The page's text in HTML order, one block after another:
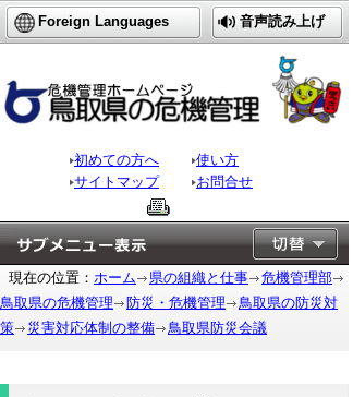
Foreign Languages 音声読み上げ
初めての方へ
使い方
サイトマップ
お問合せ
現在の位置： ホーム 県の組織と仕事
危機管理部
鳥取県の危機管理
防災・危機管理
鳥取県の防災対
策
災害対応体制の整備 鳥取県防災会議